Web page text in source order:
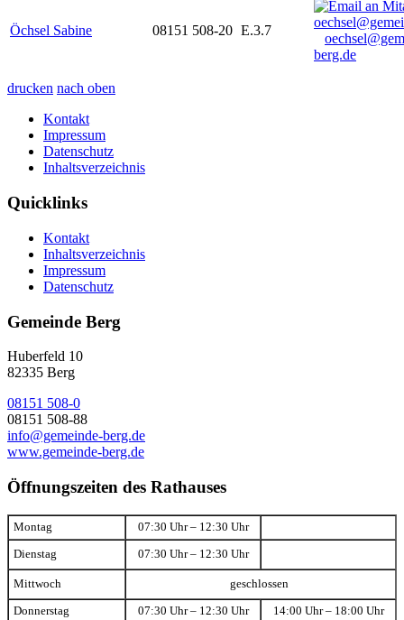
Öchsel Sabine 08151 508-20 E.3.7
berg.de
drucken nach oben
Kontakt
Impressum
Datenschutz
Inhaltsverzeichnis
Quicklinks
Kontakt
Inhaltsverzeichnis
Impressum
Datenschutz
Gemeinde Berg
Huberfeld 10
82335 Berg
08151 508-0
08151 508-88
info@gemeinde-berg.de
www.gemeinde-berg.de
Öffnungszeiten des Rathauses
Montag 07:30 Uhr – 12:30 Uhr
Dienstag 07:30 Uhr – 12:30 Uhr
Mittwoch geschlossen
Donnerstag 07:30 Uhr – 12:30 Uhr 14:00 Uhr – 18:00 Uhr